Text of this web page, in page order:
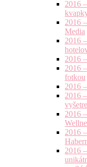
2016
2016
Media
2016
2016
2016
fotkou
2016
2016
2016
2016
2016